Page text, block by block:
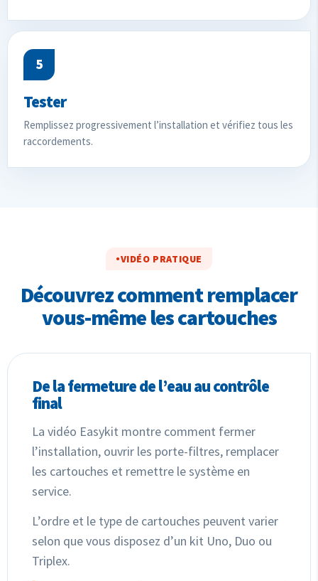
5
Tester
Remplissez progressivement l’installation et vérifiez tous les
raccordements.
VIDÉO PRATIQUE
Découvrez comment remplacer
vous-même les cartouches
De la fermeture de l’eau au contrôle
final
La vidéo Easykit montre comment fermer
l’installation, ouvrir les porte-filtres, remplacer
les cartouches et remettre le système en
service.
L’ordre et le type de cartouches peuvent varier
selon que vous disposez d’un kit Uno, Duo ou
Triplex.